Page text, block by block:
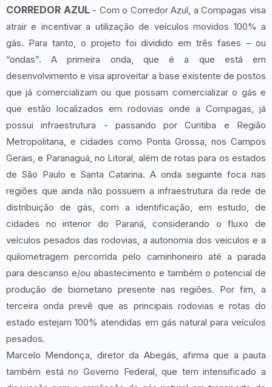
CORREDOR AZUL- Com o Corredor Azul, a Compagas visa
atrair e incentivar a utilização de veículos movidos 100% a
gás. Para tanto, o projeto foi dividido em três fases – ou
“ondas”. A primeira onda, que é a que está em
desenvolvimento e visa aproveitar a base existente de postos
que já comercializam ou que possam comercializar o gás e
que estão localizados em rodovias onde a Compagas, já
possui infraestrutura - passando por Curitiba e Região
Metropolitana, e cidades como Ponta Grossa, nos Campos
Gerais, e Paranaguá, no Litoral, além de rotas para os estados
de São Paulo e Santa Catarina. A onda seguinte foca nas
regiões que ainda não possuem a infraestrutura da rede de
distribuição de gás, com a identificação, em estudo, de
cidades no interior do Paraná, considerando o fluxo de
veículos pesados das rodovias, a autonomia dos veículos e a
quilometragem percorrida pelo caminhoneiro até a parada
para descanso e/ou abastecimento e também o potencial de
produção de biometano presente nas regiões. Por fim, a
terceira onda prevê que as principais rodovias e rotas do
estado estejam 100% atendidas em gás natural para veículos
pesados.
Marcelo Mendonça, diretor da Abegás, afirma que a pauta
também está no Governo Federal, que tem intensificado a